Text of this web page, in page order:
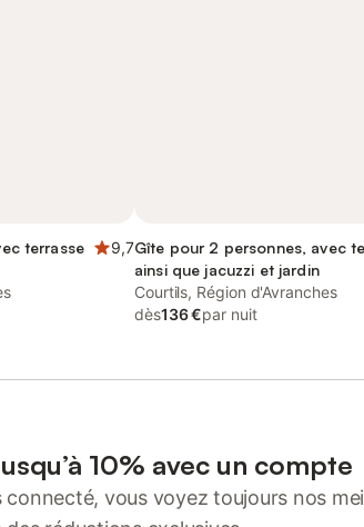
terrasse
9,7Gîte pour 2 personnes, avec
ainsi que jacuzzi et jardin
Courtils, Région d'Avranches
dès136 €par nuit
10% avec un compte
connecté, vous voyez toujours nos